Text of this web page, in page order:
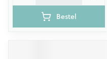
Bestel